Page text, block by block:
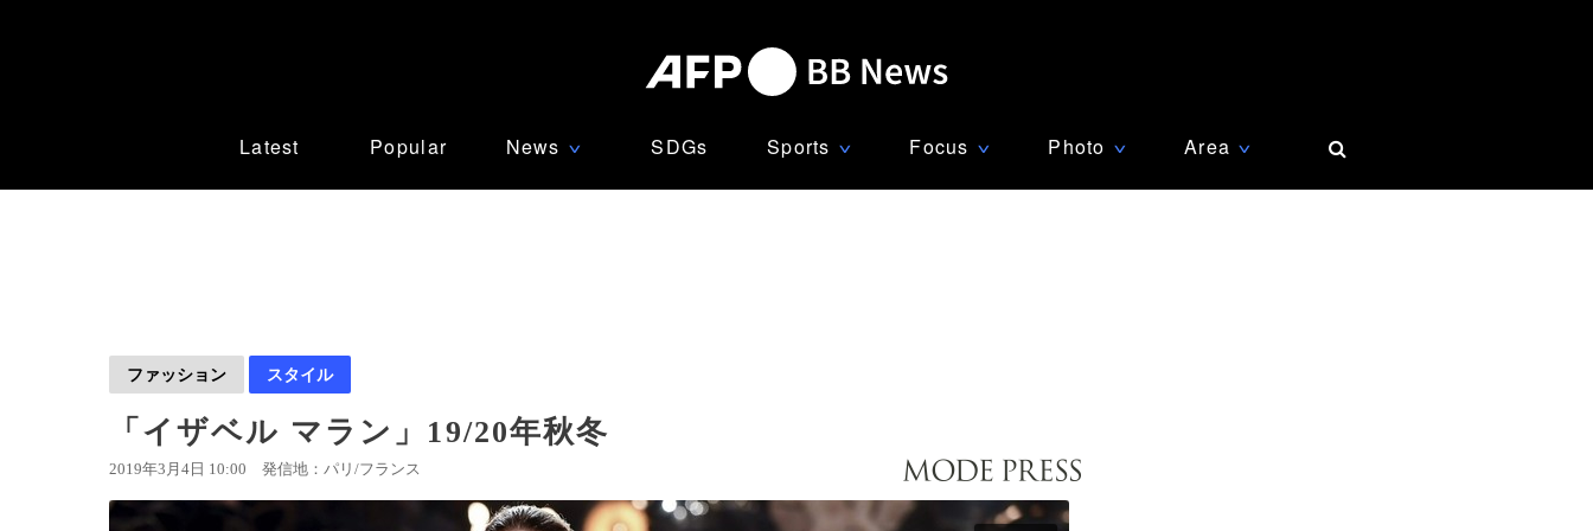
Latest Popular News ∨ SDGs Sports ∨ Focus ∨ Photo ∨ Area ∨
ファッション スタイル
「イザベル マラン」19/20年秋冬
2019年3月4日 10:00 発信地：パリ/フランス